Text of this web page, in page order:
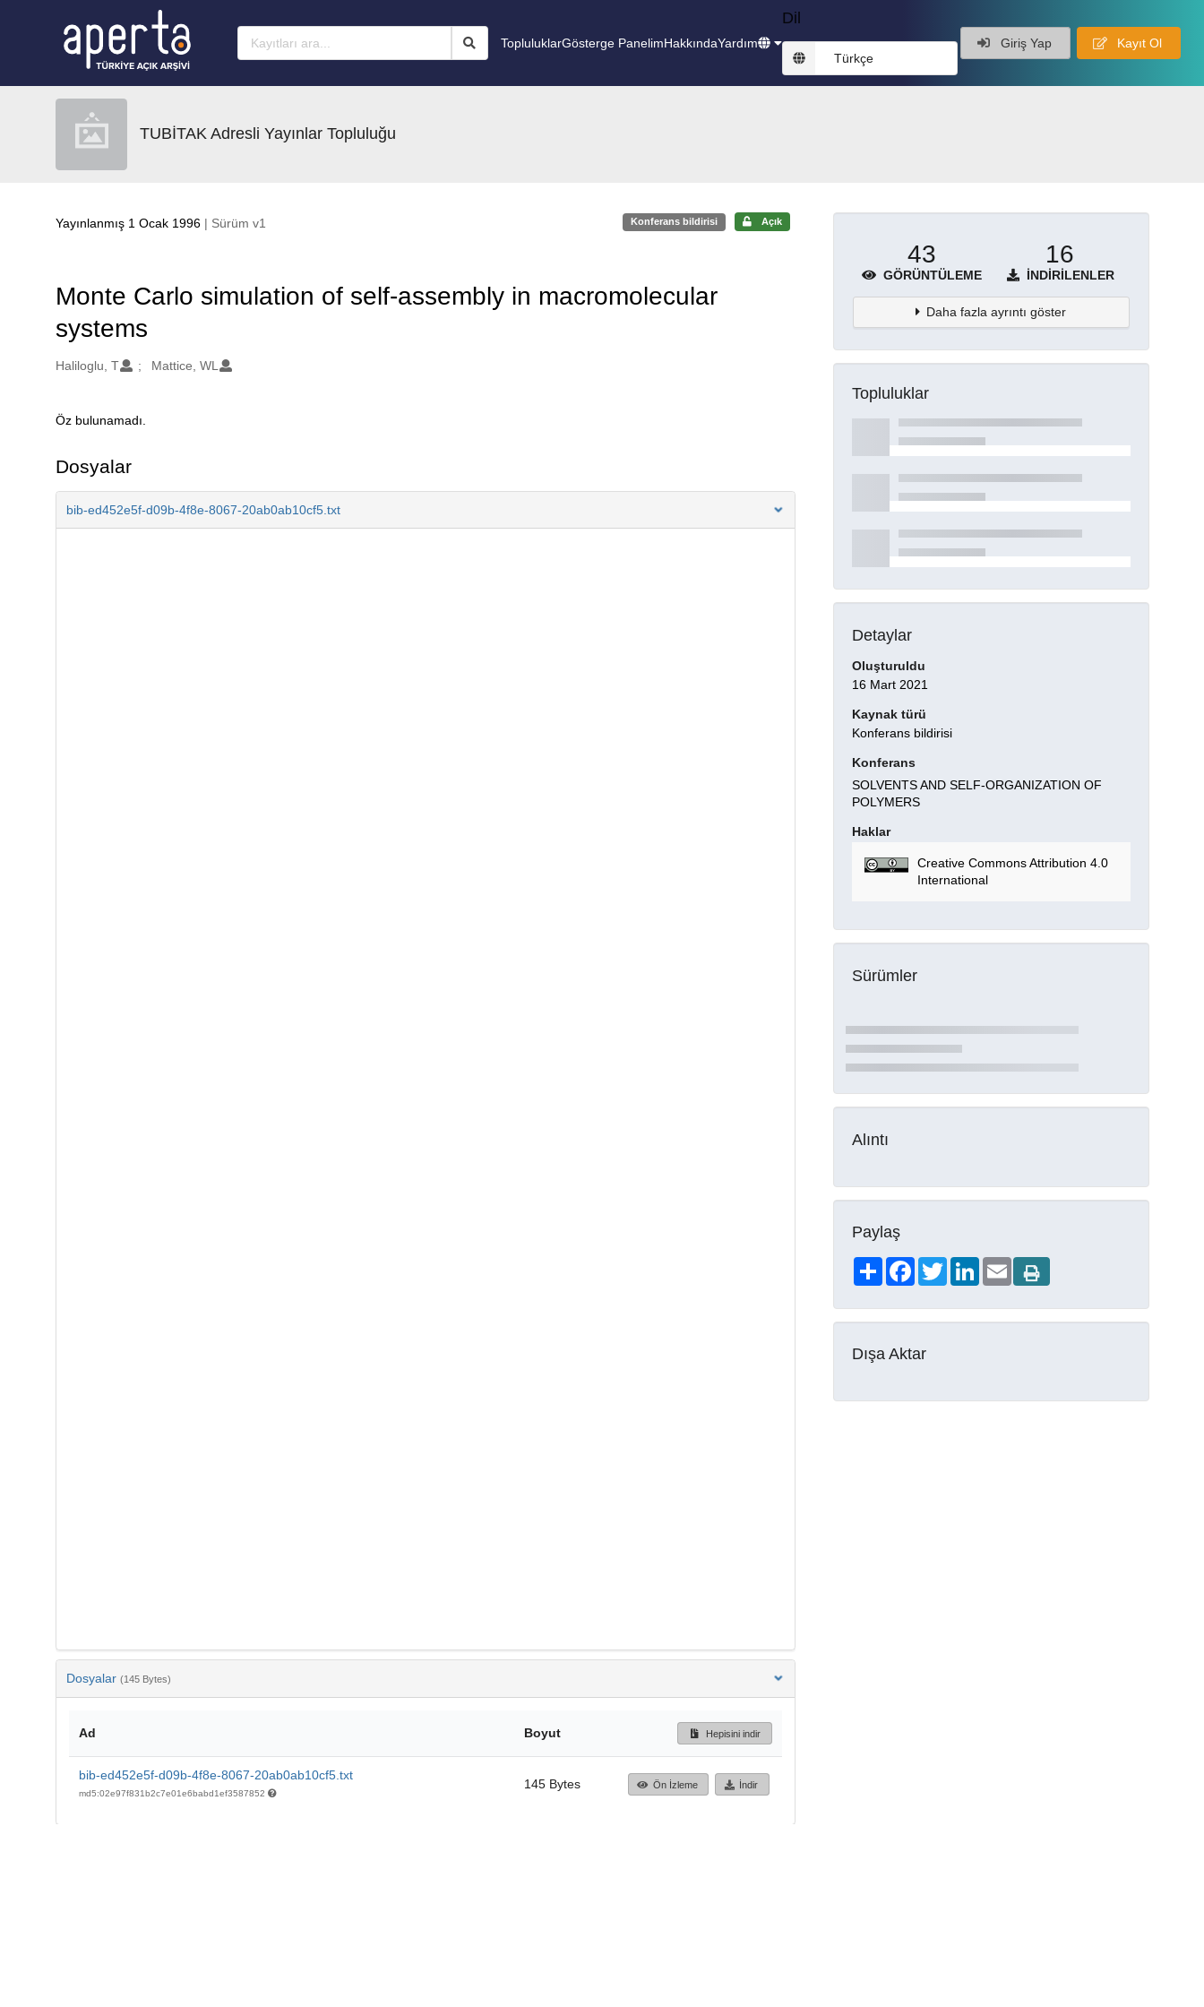
TopluluklarGösterge PanelimHakkındaYardım
Dil
Türkçe
Giriş Yap Kayıt Ol
TUBİTAK Adresli Yayınlar Topluluğu
Yayınlanmış 1 Ocak 1996 | Sürüm v1 Konferans bildirisi Açık
Monte Carlo simulation of self-assembly in macromolecular
systems
Oluşturanlar
Haliloglu, T Mattice, WL
Açıklama
Öz bulunamadı.
Dosyalar
bib-ed452e5f-d09b-4f8e-8067-20ab0ab10cf5.txt
Dosyalar (145 Bytes)
Ad Boyut Hepisini indir
bib-ed452e5f-d09b-4f8e-8067-20ab0ab10cf5.txt
md5:02e97f831b2c7e01e6babd1ef3587852
145 Bytes Ön İzleme İndir
43
GÖRÜNTÜLEME
16
İNDIRILENLER
Daha fazla ayrıntı göster
Topluluklar
Detaylar
Oluşturuldu
16 Mart 2021
Kaynak türü
Konferans bildirisi
Konferans
SOLVENTS AND SELF-ORGANIZATION OF
POLYMERS
Haklar
Creative Commons Attribution 4.0
International
Sürümler
Alıntı
Paylaş
ShareFacebookTwitterLinkedIn
Email
Dışa Aktar